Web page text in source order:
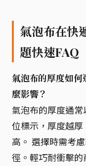
氣泡布在快
題快速FAQ
氣泡布的厚度如何
麼影響？
氣泡布的厚度通
位標示，厚度越
高。 選擇時需考
徑。輕巧耐衝擊